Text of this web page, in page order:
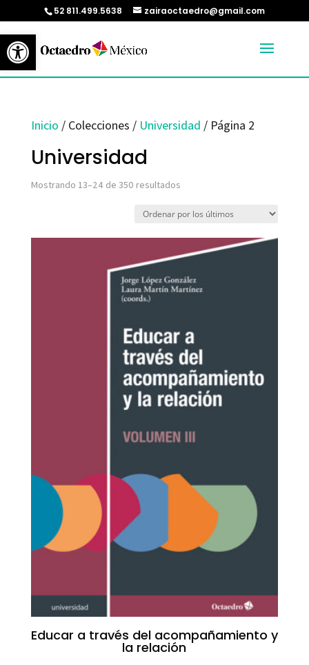
Abrir barra de herramientas
52 811.499.5638 zairaoctaedro@gmail.com
Inicio / Colecciones / Universidad / Página 2
Universidad
Mostrando 13–24 de 350 resultadosOrdenado
últimos
Educar a través del acompañamiento y
la relación